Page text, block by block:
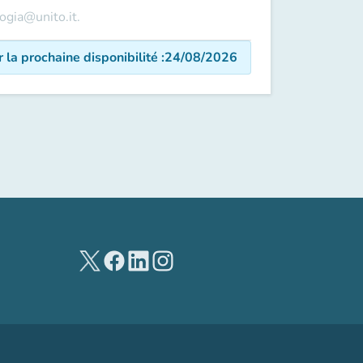
la prochaine disponibilité :24/08/2026
(nouvel onglet)
(nouvel onglet)
(nouvel onglet)